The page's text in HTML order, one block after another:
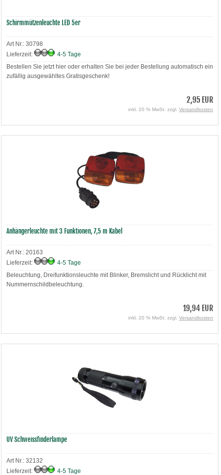
Schirmmützenleuchte LED 5er
Art Nr.: 30798
Lieferzeit:
4-5 Tage
Bestellen Sie jetzt hier oder erhalten Sie bei jeder Bestellung automatisch ein
zufällig ausgewähltes Gratisgeschenk!
2,95 EUR
inkl. 20 % MwSt. zzgl. Versandkosten
Anhängerleuchte mit 3 Funktionen, 7,5 m Kabel
Art Nr.: 20163
Lieferzeit:
4-5 Tage
Beleuchtung, Dreifunktionsleuchte mit Blinker, Bremslicht und Rücklicht mit
Nummernschildbeleuchtung.
19,94 EUR
inkl. 20 % MwSt. zzgl. Versandkosten
UV Schweissfinderlampe
Art Nr.: 32132
Lieferzeit:
4-5 Tage